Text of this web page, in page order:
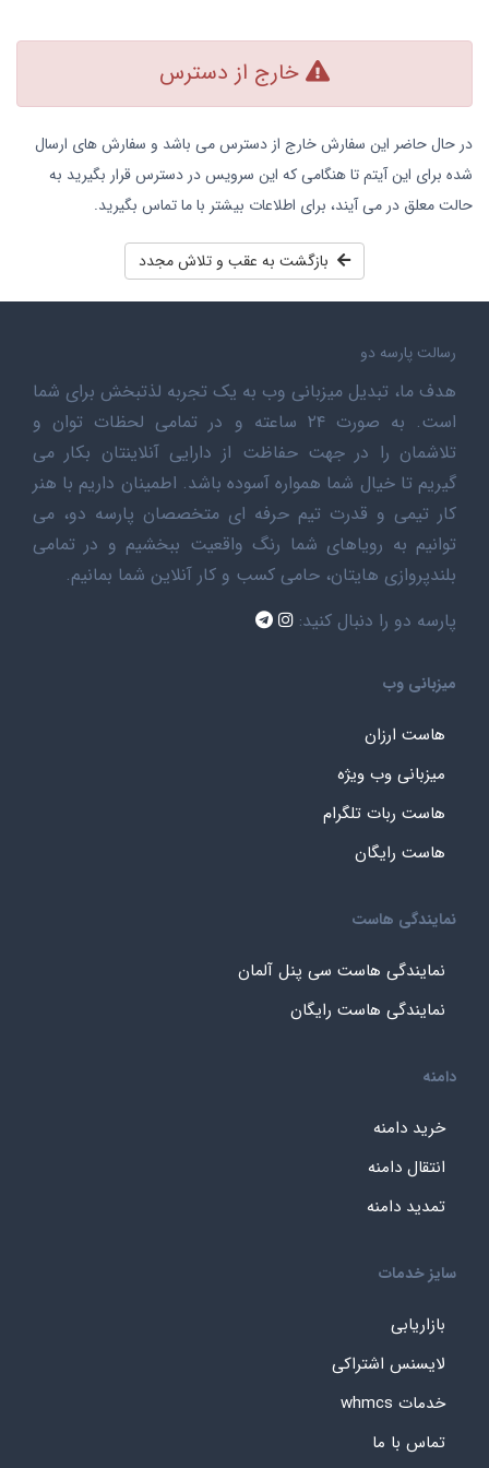
خارج از دسترس
در حال حاضر این سفارش خارج از دسترس می باشد و سفارش های ارسال
شده برای این آیتم تا هنگامی که این سرویس در دسترس قرار بگیرید به
حالت معلق در می آیند، برای اطلاعات بیشتر با ما تماس بگیرید.
بازگشت به عقب و تلاش مجدد
رسالت پارسه دو
هدف ما، تبدیل میزبانی وب به یک تجربه لذتبخش برای شما
است. به صورت ۲۴ ساعته و در تمامی لحظات توان و
تلاشمان را در جهت حفاظت از دارایی آنلاینتان بکار می
گیریم تا خیال شما همواره آسوده باشد. اطمینان داریم با هنر
کار تیمی و قدرت تیم حرفه ای متخصصان پارسه دو، می
توانیم به رویاهای شما رنگ واقعیت ببخشیم و در تمامی
بلندپروازی هایتان، حامی کسب و کار آنلاین شما بمانیم.
پارسه دو را دنبال کنید:
میزبانی وب
هاست ارزان
میزبانی وب ویژه
هاست ربات تلگرام
هاست رایگان
نمایندگی هاست
نمایندگی هاست سی پنل آلمان
نمایندگی هاست رایگان
دامنه
خرید دامنه
انتقال دامنه
تمدید دامنه
سایز خدمات
بازاریابی
لایسنس اشتراکی
خدمات whmcs
تماس با ما